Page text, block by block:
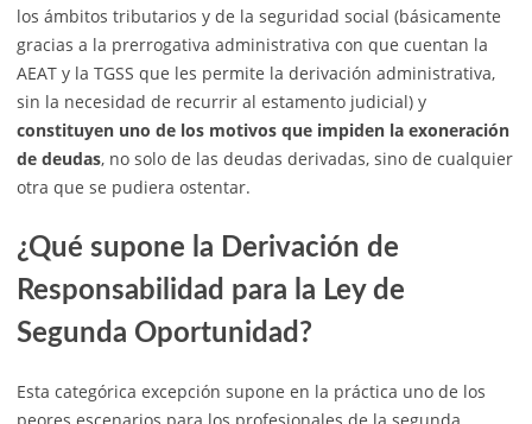
los ámbitos tributarios y de la seguridad social (básicamente
gracias a la prerrogativa administrativa con que cuentan la
AEAT y la TGSS que les permite la derivación administrativa,
sin la necesidad de recurrir al estamento judicial) y
constituyen uno de los motivos que impiden la exoneración
de deudas, no solo de las deudas derivadas, sino de cualquier
otra que se pudiera ostentar.
¿Qué supone la Derivación de
Responsabilidad para la Ley de
Segunda Oportunidad?
Esta categórica excepción supone en la práctica uno de los